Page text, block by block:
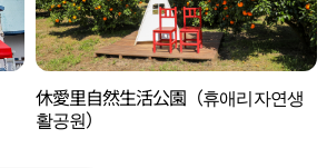
休愛里自然生活公園（휴애리자연생
활공원）